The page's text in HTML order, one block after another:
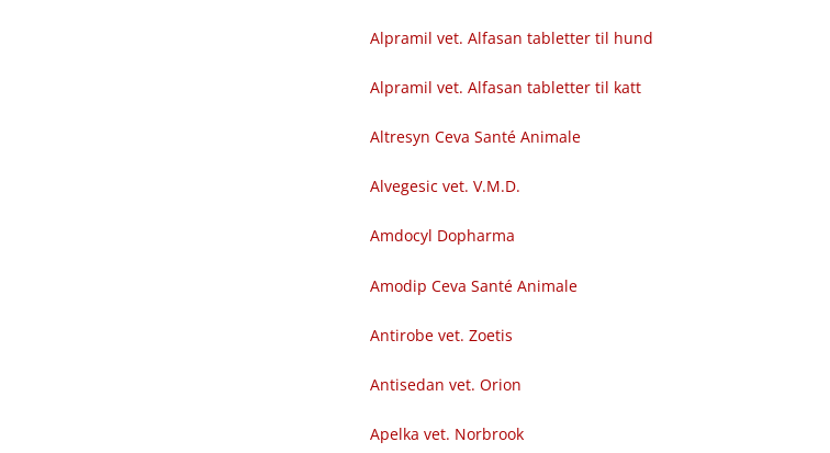
Alpramil vet. Alfasan tabletter til hund
Alpramil vet. Alfasan tabletter til katt
Altresyn Ceva Santé Animale
Alvegesic vet. V.M.D.
Amdocyl Dopharma
Amodip Ceva Santé Animale
Antirobe vet. Zoetis
Antisedan vet. Orion
Apelka vet. Norbrook